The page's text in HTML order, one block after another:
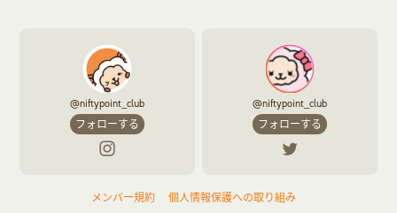
@niftypoint_club
フォローする
@niftypoint_club
フォローする
メンバー規約 個人情報保護への取り組み